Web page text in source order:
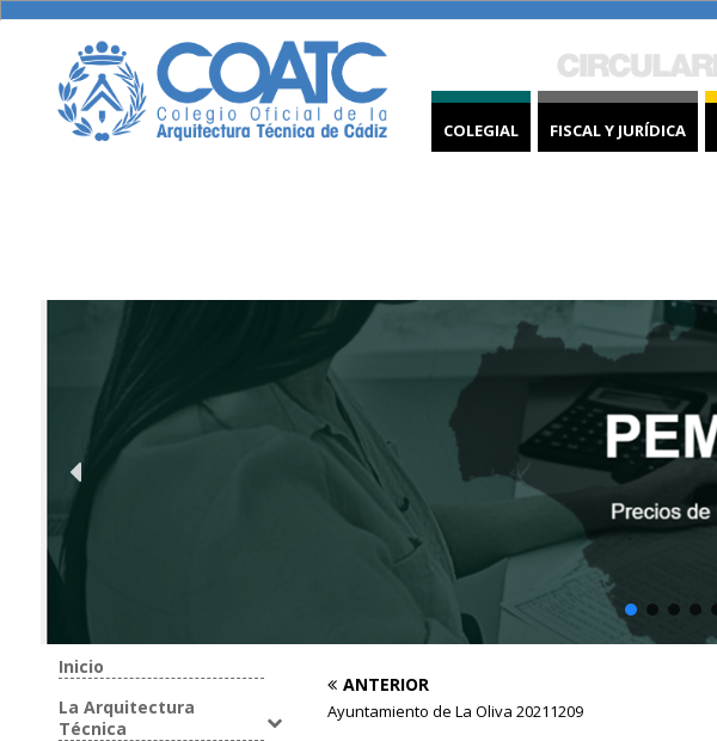
COLEGIAL FISCAL Y JURÍDICA
ANTERIOR
Ayuntamiento de La Oliva 20211209
Inicio
La Arquitectura
Técnica